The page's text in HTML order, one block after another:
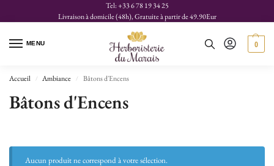
Tel: +33 6 78 19 34 25
Livraison à domicile (48h), Gratuite à partir de 49.90Eur
MENU 0
Accueil / Ambiance / Bâtons d'Encens
Bâtons d'Encens
Aucun produit ne correspond à votre sélection.